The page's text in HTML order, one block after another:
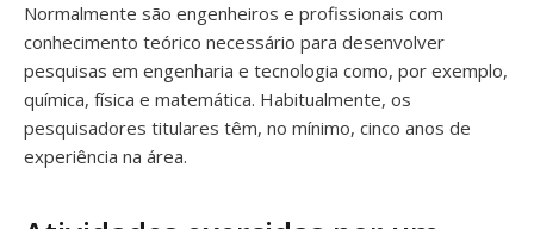
Normalmente são engenheiros e profissionais com
conhecimento teórico necessário para desenvolver
pesquisas em engenharia e tecnologia como, por exemplo,
química, física e matemática. Habitualmente, os
pesquisadores titulares têm, no mínimo, cinco anos de
experiência na área.